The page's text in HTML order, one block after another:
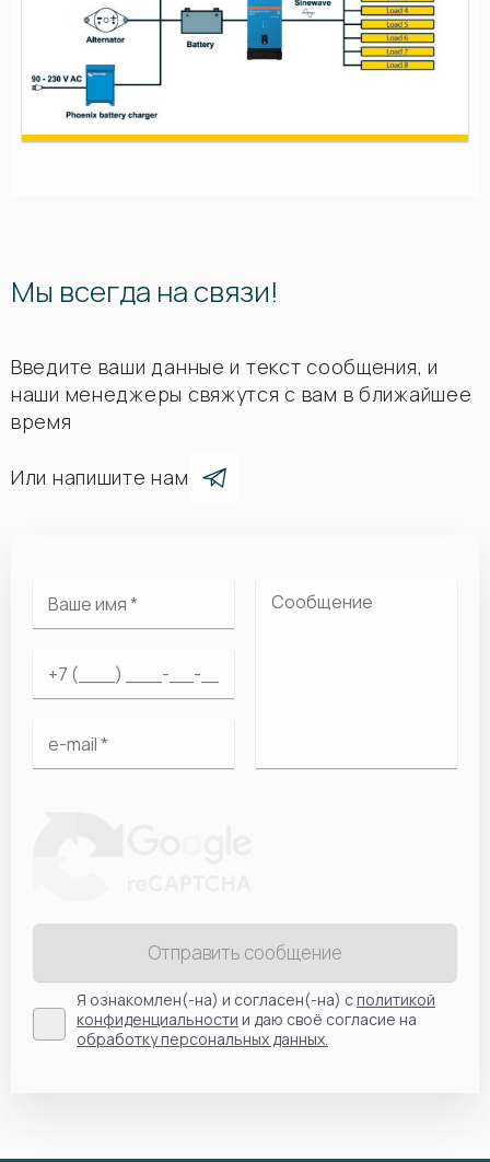
Мы всегда на связи!
Введите ваши данные и текст сообщения, и
наши менеджеры свяжутся с вам в ближайшее
время
Или напишите нам
Отправить сообщение
Я ознакомлен(-на) и согласен(-на) сполитикой
конфиденциальности и даю своё согласие на
обработку персональных данных.